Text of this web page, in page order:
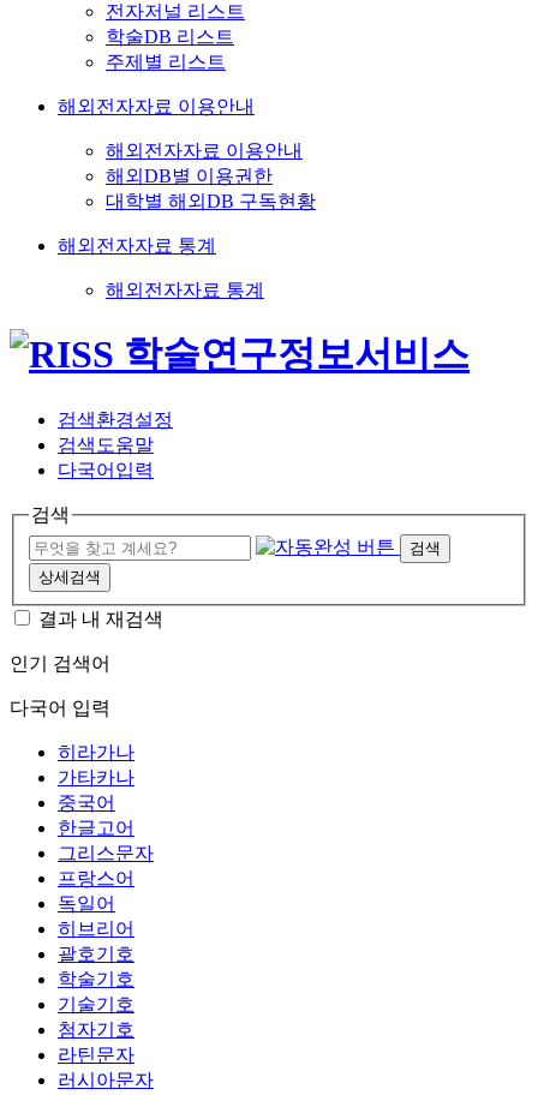
전자저널 리스트
학술DB 리스트
주제별 리스트
해외전자자료 이용안내
해외전자자료 이용안내
해외DB별 이용권한
대학별 해외DB 구독현황
해외전자자료 통계
해외전자자료 통계
검색환경설정
검색도움말
다국어입력
검색
검색
상세검색
결과 내 재검색
인기 검색어
다국어 입력
히라가나
가타카나
중국어
한글고어
그리스문자
프랑스어
독일어
히브리어
괄호기호
학술기호
기술기호
첨자기호
라틴문자
러시아문자